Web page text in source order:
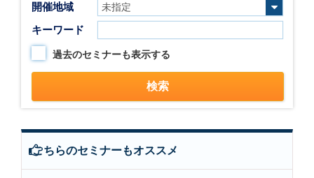
開催地域
キーワード
過去のセミナーも表示する
こちらのセミナーもオススメ